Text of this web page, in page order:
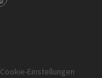
Cookie-Einstellungen